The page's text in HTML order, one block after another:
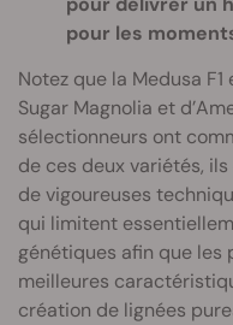
pour les
Notez que la Medusa
Sugar Magnolia et
sélectionneurs ont
de ces deux variétés,
de vigoureuses
qui limitent
génétiques afin que les
meilleures
création de lignées